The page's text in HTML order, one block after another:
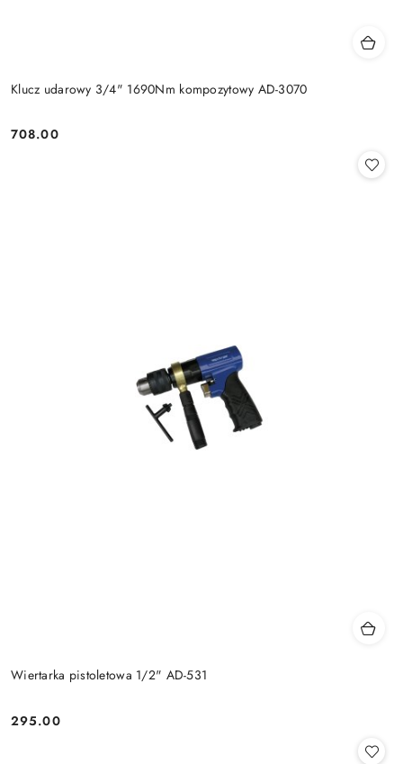
Klucz udarowy 3/4" 1690Nm kompozytowy AD-3070
Cena:
708.00
Wiertarka pistoletowa 1/2" AD-531
Cena:
295.00